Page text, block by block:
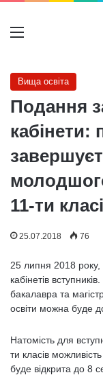
Меню
Вища освіта
Подання
кабінети:
11-ти
25.07.2018 76
25 липня 2018 року,
кабінетів
бакалавра та
освіти можна буде
Натомість для
ти класів
буде відкрита до 8